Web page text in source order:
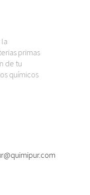
primas
de tu
químicos